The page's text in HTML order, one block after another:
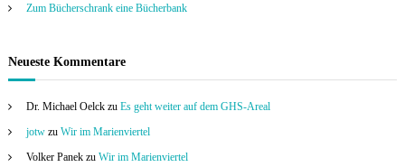
Zum Bücherschrank eine Bücherbank
Neueste Kommentare
Dr. Michael Oelckzu Es geht weiter auf dem GHS-Areal
jotwzu Wir im Marienviertel
Volker Panekzu Wir im Marienviertel